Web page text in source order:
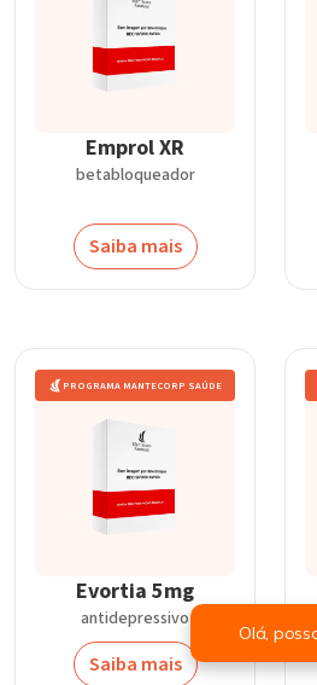
Emprol XR
betabloqueador
Saiba mais
PROGRAMA MANTECORP SAÚDE
Evortia 5mg
antidepressivo
Saiba mais